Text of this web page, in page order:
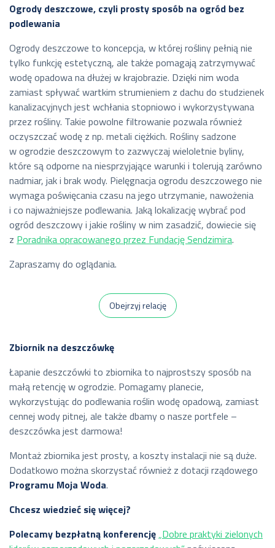
Ogrody deszczowe, czyli prosty sposób na ogród bez
podlewania
Ogrody deszczowe to koncepcja, w której rośliny pełnią nie
tylko funkcję estetyczną, ale także pomagają zatrzymywać
wodę opadowa na dłużej w krajobrazie. Dzięki nim woda
zamiast spływać wartkim strumieniem z dachu do studzienek
kanalizacyjnych jest wchłania stopniowo i wykorzystywana
przez rośliny. Takie powolne filtrowanie pozwala również
oczyszczać wodę z np. metali ciężkich. Rośliny sadzone
w ogrodzie deszczowym to zazwyczaj wieloletnie byliny,
które są odporne na niesprzyjające warunki i tolerują zarówno
nadmiar, jak i brak wody. Pielęgnacja ogrodu deszczowego nie
wymaga poświęcania czasu na jego utrzymanie, nawożenia
i co najważniejsze podlewania. Jaką lokalizację wybrać pod
ogród deszczowy i jakie rośliny w nim zasadzić, dowiecie się
z Poradnika opracowanego przez Fundację Sendzimira.
Zapraszamy do oglądania.
Obejrzyj relację
Zbiornik na deszczówkę
Łapanie deszczówki to zbiornika to najprostszy sposób na
małą retencję w ogrodzie. Pomagamy planecie,
wykorzystując do podlewania roślin wodę opadową, zamiast
cennej wody pitnej, ale także dbamy o nasze portfele –
deszczówka jest darmowa!
Montaż zbiornika jest prosty, a koszty instalacji nie są duże.
Dodatkowo można skorzystać również z dotacji rządowego
Programu Moja Woda.
Chcesz wiedzieć się więcej?
Polecamy bezpłatną konferencję „Dobre praktyki zielonych